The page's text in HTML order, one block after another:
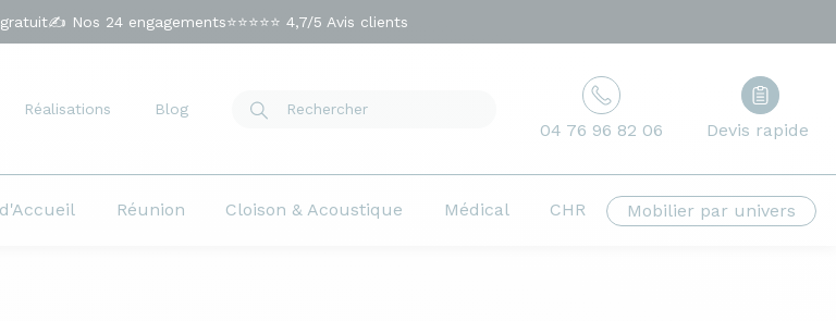
✍️ Nos 24 engagements⭐⭐⭐⭐⭐ 4,7/5 Avis clients
Réalisations Blog
04 76 96 82 06 Devis rapide
Réunion Cloison & Acoustique Médical CHR Mobilier par univers